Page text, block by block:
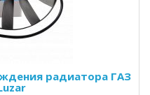
радиатора ГАЗ